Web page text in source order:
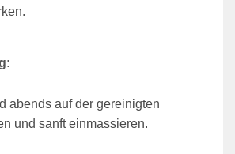
abends auf der gereinigten
und sanft einmassieren.